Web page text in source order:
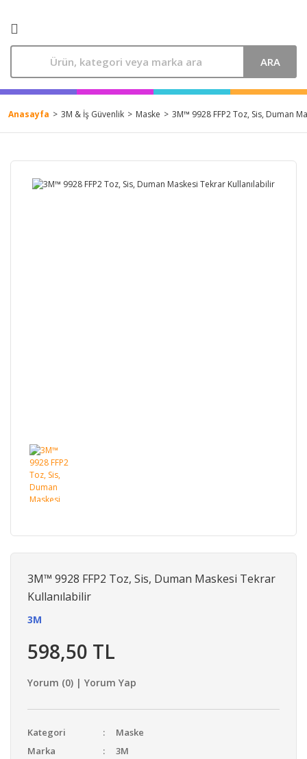
ARA
Anasayfa 3M & İş Güvenlik Maske 3M™ 9928 FFP2 Toz, Sis, Duman
3M™ 9928 FFP2 Toz, Sis, Duman Maskesi Tekrar
Kullanılabilir
3M
598,50 TL
Yorum (0) | Yorum Yap
Kategori
Maske
Marka
3M